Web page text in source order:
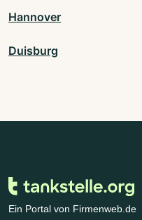
Hannover
Duisburg
Ein Portal von Firmenweb.de